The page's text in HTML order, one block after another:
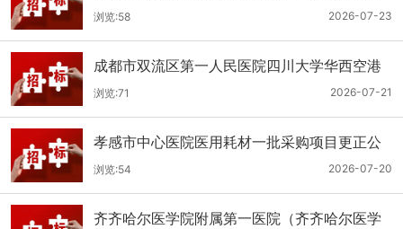
（二次）招标公告
2026-07-23
浏览:58
成都市双流区第一人民医院四川大学华西空港
医院2026年第二批医用耗材采购项目招标公告
2026-07-21
浏览:71
孝感市中心医院医用耗材一批采购项目更正公
告
2026-07-20
浏览:54
齐齐哈尔医学院附属第一医院（齐齐哈尔医学